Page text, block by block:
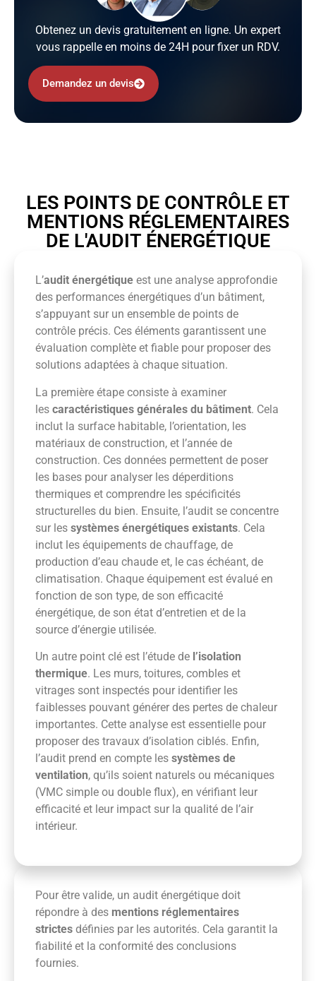
Obtenez un devis gratuitement en ligne. Un expert
vous rappelle en moins de 24H pour fixer un RDV.
Demandez un devis
LES POINTS DE CONTRÔLE ET
MENTIONS RÉGLEMENTAIRES
DE L'AUDIT ÉNERGÉTIQUE
L’audit énergétique est une analyse approfondie
des performances énergétiques d’un bâtiment,
s’appuyant sur un ensemble de points de
contrôle précis. Ces éléments garantissent une
évaluation complète et fiable pour proposer des
solutions adaptées à chaque situation.
La première étape consiste à examiner
les caractéristiques générales du bâtiment. Cela
inclut la surface habitable, l’orientation, les
matériaux de construction, et l’année de
construction. Ces données permettent de poser
les bases pour analyser les déperditions
thermiques et comprendre les spécificités
structurelles du bien. Ensuite, l’audit se concentre
sur les systèmes énergétiques existants. Cela
inclut les équipements de chauffage, de
production d’eau chaude et, le cas échéant, de
climatisation. Chaque équipement est évalué en
fonction de son type, de son efficacité
énergétique, de son état d’entretien et de la
source d’énergie utilisée.
Un autre point clé est l’étude de l’isolation
thermique. Les murs, toitures, combles et
vitrages sont inspectés pour identifier les
faiblesses pouvant générer des pertes de chaleur
importantes. Cette analyse est essentielle pour
proposer des travaux d’isolation ciblés. Enfin,
l’audit prend en compte les systèmes de
ventilation, qu’ils soient naturels ou mécaniques
(VMC simple ou double flux), en vérifiant leur
efficacité et leur impact sur la qualité de l’air
intérieur.
Pour être valide, un audit énergétique doit
répondre à des mentions réglementaires
strictes définies par les autorités. Cela garantit la
fiabilité et la conformité des conclusions
fournies.